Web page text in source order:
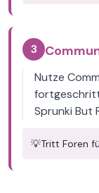
3
Nutze
Sprunki But
💡Tritt Foren